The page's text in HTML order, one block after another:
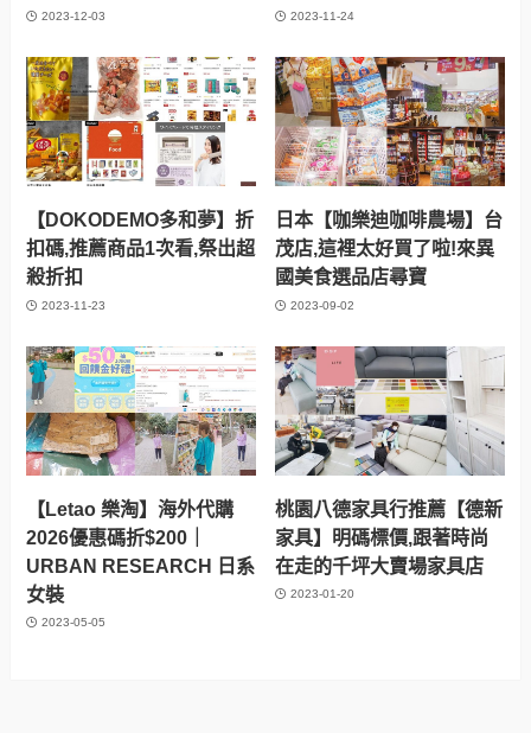
2023-12-03 2023-11-24
【DOKODEMO多和夢】折
扣碼,推薦商品1次看,祭出超
殺折扣
2023-11-23
日本【咖樂迪咖啡農場】台
茂店,這裡太好買了啦!來異
國美食選品店尋寶
2023-09-02
【Letao 樂淘】海外代購
2026優惠碼折$200｜
URBAN RESEARCH 日系
女裝
2023-05-05
桃園八德家具行推薦【德新
家具】明碼標價,跟著時尚
在走的千坪大賣場家具店
2023-01-20